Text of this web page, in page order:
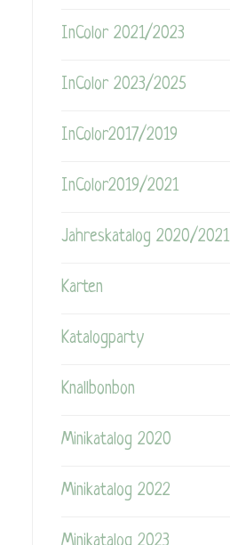
InColor 2021/2023
InColor 2023/2025
InColor2017/2019
InColor2019/2021
Jahreskatalog 2020/2021
Karten
Katalogparty
Knallbonbon
Minikatalog 2020
Minikatalog 2022